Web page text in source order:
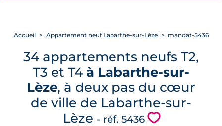
Accueil Appartement neuf Labarthe-sur-Lèze mandat-5436
34 appartements neufs T2,
T3 et T4 à Labarthe-sur-
Lèze, à deux pas du cœur
de ville de Labarthe-sur-
Lèze - réf. 5436 💗